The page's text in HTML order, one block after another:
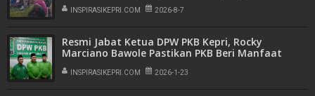
INSPIRASIKEPRI.COM 2026-8-7
Resmi Jabat Ketua DPW PKB Kepri, Rocky
Marciano Bawole Pastikan PKB Beri Manfaat
Nyata Bagi Masyarakat
INSPIRASIKEPRI.COM 2026-1-23